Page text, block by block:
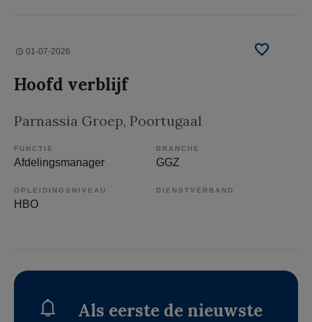
01-07-2026
Hoofd verblijf
Parnassia Groep, Poortugaal
FUNCTIE
Afdelingsmanager
BRANCHE
GGZ
OPLEIDINGSNIVEAU
HBO
DIENSTVERBAND
Als eerste de nieuwste